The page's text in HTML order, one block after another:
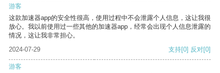
游客
这款加速器app的安全性很高，使用过程中不会泄露个人信息，这让我很
放心。我以前使用过一些其他的加速器app，经常会出现个人信息泄露的
情况，这让我非常担心。
2024-07-29
支持[0] 反对[0]
游客